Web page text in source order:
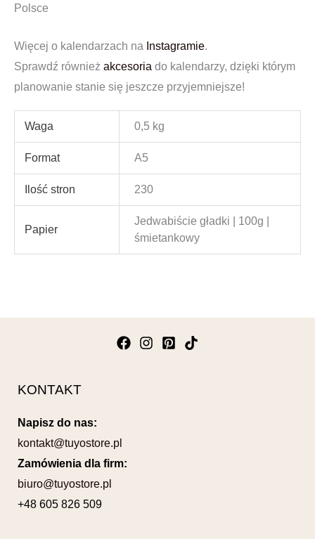
Polsce
Więcej o kalendarzach na Instagramie.
Sprawdź również akcesoria do kalendarzy, dzięki którym
planowanie stanie się jeszcze przyjemniejsze!
Waga 0,5 kg
Format A5
Ilość stron 230
Papier
Jedwabiście gładki | 100g |
śmietankowy
KONTAKT
Napisz do nas:
kontakt@tuyostore.pl
Zamówienia dla firm:
biuro@tuyostore.pl
+48 605 826 509